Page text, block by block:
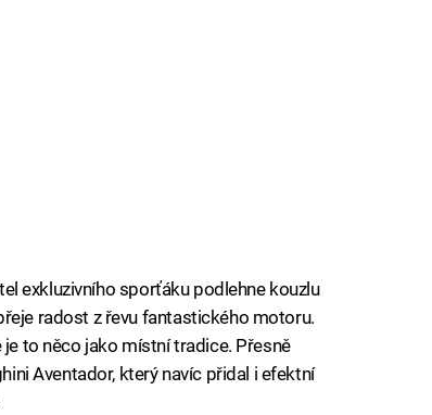
exkluzivního sporťáku podlehne kouzlu
radost z řevu fantastického motoru.
je to něco jako místní tradice. Přesně
Aventador, který navíc přidal i efektní